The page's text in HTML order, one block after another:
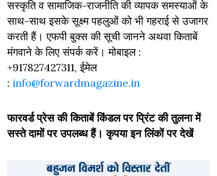
सस्‍क‍ृति व सामाजिक-राजनीति की व्‍यापक समस्‍याओं के
साथ-साथ इसके सूक्ष्म पहलुओं को भी गहराई से उजागर
करती हैं। एफपी बुक्‍स की सूची जानने अथवा किताबें
मंगवाने के लिए संपर्क करें। मोबाइल :
+917827427311, ईमेल
: info@forwardmagazine.in
फारवर्ड प्रेस की किताबें किंडल पर प्रिंट की तुलना में
सस्ते दामों पर उपलब्ध हैं। कृपया इन लिंकों पर देखें